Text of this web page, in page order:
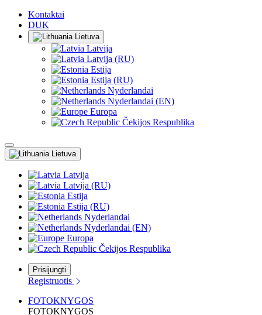
Kontaktai
DUK
Lietuva
Latvija
Latvija (RU)
Estija
Estija (RU)
Nyderlandai
Nyderlandai (EN)
Europa
Čekijos Respublika
Lietuva
Latvija
Latvija (RU)
Estija
Estija (RU)
Nyderlandai
Nyderlandai (EN)
Europa
Čekijos Respublika
Prisijungti
Registruotis
FOTOKNYGOS
FOTOKNYGOS